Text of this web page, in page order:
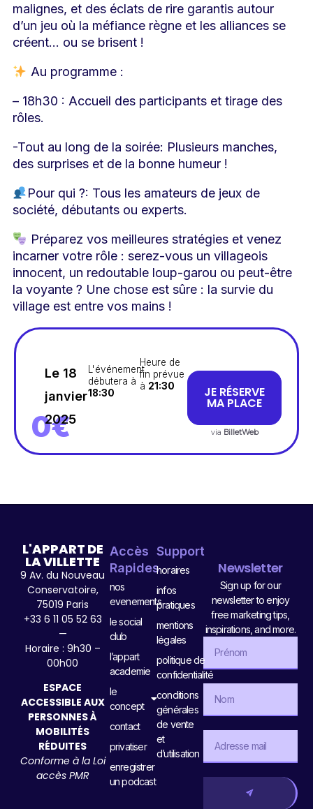
malignes, et des éclats de rire garantis autour
d’un jeu où la méfiance règne et les alliances se
créent… ou se brisent !
Au programme :
– 18h30 : Accueil des participants et tirage des
rôles.
-Tout au long de la soirée: Plusieurs manches,
des surprises et de la bonne humeur !
Pour qui ?: Tous les amateurs de jeux de
société, débutants ou experts.
Préparez vos meilleures stratégies et venez
incarner votre rôle : serez-vous un villageois
innocent, un redoutable loup-garou ou peut-être
la voyante ? Une chose est sûre : la survie du
village est entre vos mains !
0€
Le 18
janvier
2025
L'événement
débutera à
18:30
Heure de
fin prévue
à 21:30 JE RÉSERVE
MA PLACE
via BilletWeb
L'APPART DE
LA VILLETTE
9 Av. du Nouveau
Conservatoire,
75019 Paris
+33 6 11 05 52 63
—
Horaire : 9h30 –
00h00
ESPACE
ACCESSIBLE AUX
PERSONNES À
MOBILITÉS
RÉDUITES
Conforme à la Loi
accès PMR
Accès
Rapides
nos
evenements
le social
club
l’appart
academie
le
concept
contact
privatiser
enregistrer
un podcast
Support
horaires
infos
pratiques
mentions
légales
politique de
confidentialité
conditions
générales
de vente
et
d’utilisation
Newsletter
Sign up for our
newsletter to enjoy
free marketing tips,
inspirations, and more.